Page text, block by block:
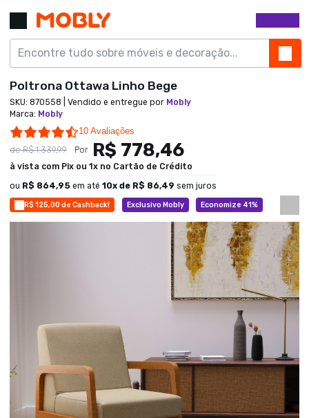
R$ 125,00 de Cashback! Exclusivo Mobly Economize 41%
Poltrona Ottawa Linho Bege
SKU: 870558 | Vendido e entregue por Mobly
Marca: Mobly
4.6 star rating
10 Avaliações
deR$ 1.339,99 Por R$ 778,46
à vista com Pix ou 1x no Cartão de Crédito
ou R$ 864,95 em até 10x de R$ 86,49 sem juros